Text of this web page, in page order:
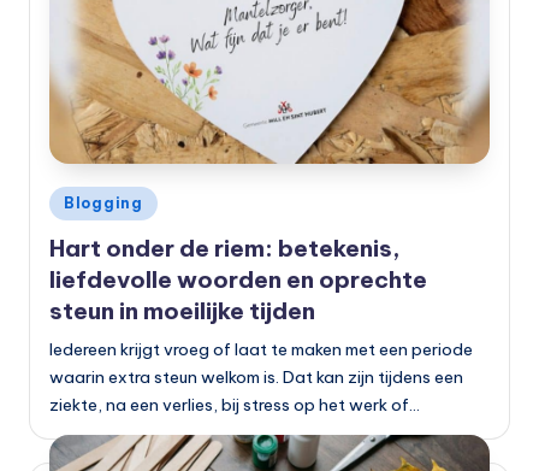
Geplaatst
in
Blogging
Hart onder de riem: betekenis,
liefdevolle woorden en oprechte
steun in moeilijke tijden
Iedereen krijgt vroeg of laat te maken met een periode
waarin extra steun welkom is. Dat kan zijn tijdens een
ziekte, na een verlies, bij stress op het werk of…